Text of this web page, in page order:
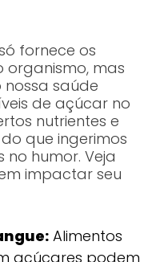
fornece os
organismo, mas
saúde
de açúcar no
nutrientes e
que ingerimos
humor. Veja
impactar seu
Alimentos
açúcares podem